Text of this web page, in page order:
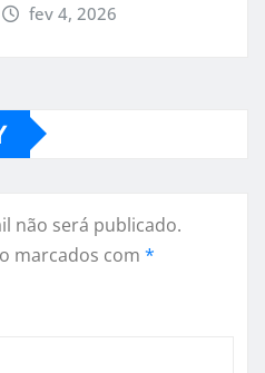
fev 4, 2026
não será publicado.
marcados com *